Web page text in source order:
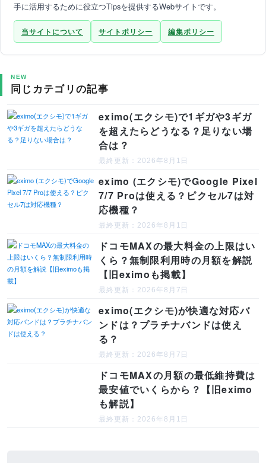
手に活用するために役立つTipsを提供するWebサイトです。
当サイトについて サイトポリシー 編集ポリシー
NEW
同じカテゴリの記事
eximo(エクシモ)で1ギガや3ギガ
を超えたらどうなる？足りない場
合は？
最終更新：2026年8月1日
eximo (エクシモ)でGoogle Pixel
7/7 Proは使える？ピクセル7は対
応機種？
最終更新：2026年8月1日
ドコモMAXの最大料金の上限はい
くら？無制限利用時の月額を解説
【旧eximoも掲載】
最終更新：2026年8月7日
eximo(エクシモ)が快適な対応バ
ンドは？プラチナバンドは使え
る？
最終更新：2026年8月7日
ドコモMAXの月額の最低維持費は
最安値でいくらから？【旧eximo
も解説】
最終更新：2026年8月1日